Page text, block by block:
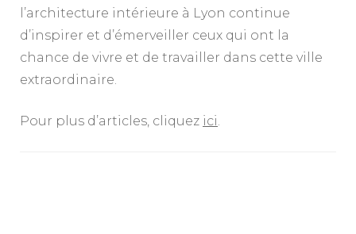
l’architecture intérieure à Lyon continue
d’inspirer et d’émerveiller ceux qui ont la
chance de vivre et de travailler dans cette ville
extraordinaire.
Pour plus d’articles, cliquez ici.